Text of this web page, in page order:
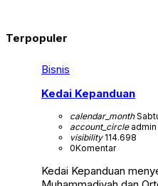
Terpopuler
Bisnis
Kedai Kepanduan
calendar_month
account_circleadmin
visibility114.698
0Komentar
Kedai Kepanduan